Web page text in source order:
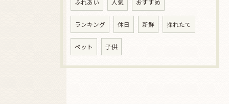
ふれあい 人気 おすすめ
ランキング 休日 新鮮 採れたて
ペット 子供